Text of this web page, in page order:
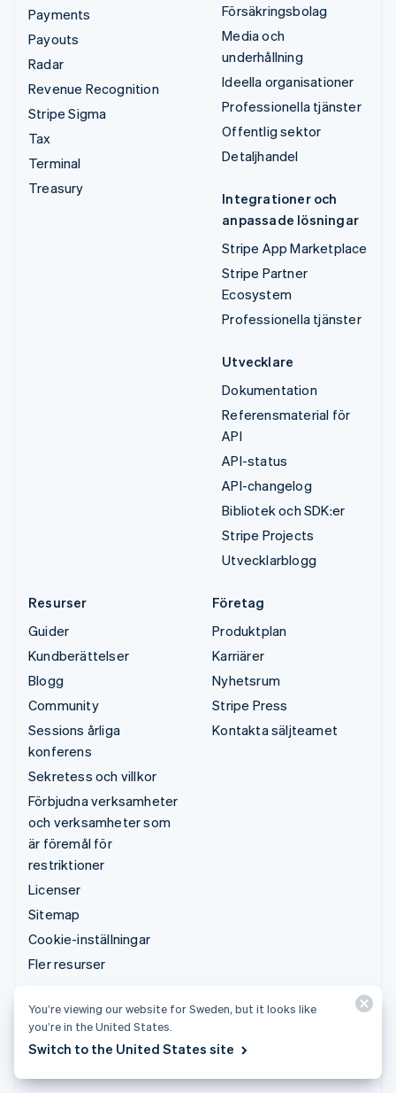
Payments
Payouts
Radar
Revenue Recognition
Stripe Sigma
Tax
Terminal
Treasury
Försäkringsbolag
Media och
underhållning
Ideella organisationer
Professionella tjänster
Offentlig sektor
Detaljhandel
Integrationer och
anpassade lösningar
Stripe App Marketplace
Stripe Partner
Ecosystem
Professionella tjänster
Utvecklare
Dokumentation
Referensmaterial för
API
API-status
API-changelog
Bibliotek och SDK:er
Stripe Projects
Utvecklarblogg
Resurser
Guider
Kundberättelser
Blogg
Community
Sessions årliga
konferens
Sekretess och villkor
Förbjudna verksamheter
och verksamheter som
är föremål för
restriktioner
Licenser
Sitemap
Cookie-inställningar
Fler resurser
Företag
Produktplan
Karriärer
Nyhetsrum
Stripe Press
Kontakta säljteamet
Support
Kontakta supporten
Hanterade supportplaner
You’re viewing our website for Sweden, but it looks like
you’re in the United States.
Switch to the United States site